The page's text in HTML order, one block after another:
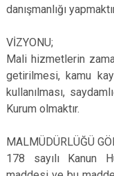
İznik
Keles
Kestel
danışmanlığı
VİZYONU;
Mali hizmetlerin
getirilmesi, kamu
kullanılması,
Kurum olmaktır.
MALMÜDÜRLÜĞÜ
178 sayılı Kanun